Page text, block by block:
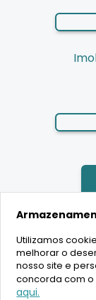
2020
16.630.405/0001-
Utilizamos
melhorar o
nosso site e
concorda com
aqui.